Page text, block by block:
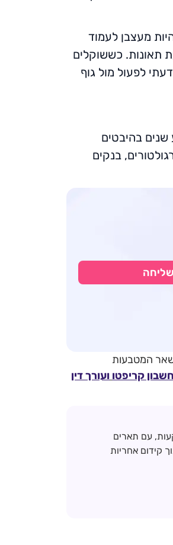
מעצבן לעמוד
תאונות. כששוקלים
לפעול מול גוף
בהיבטים
בנקים
שליחה
המטבעות
קריפטו ועורך דין
עם תארים
קידום אחריות